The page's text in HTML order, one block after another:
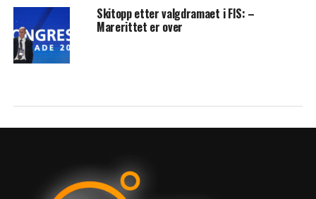
Skitopp etter valgdramaet i FIS: –
Marerittet er over